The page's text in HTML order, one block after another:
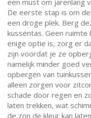
De eerste stap is om
een droge plek. Berg
kussentas. Geen
enige optie is, zorg er
zijn voordat je ze
namelijk minder goed
opbergen van
alleen zorgen voor
schade door regen en
laten trekken, wat
de zon de kleur kan